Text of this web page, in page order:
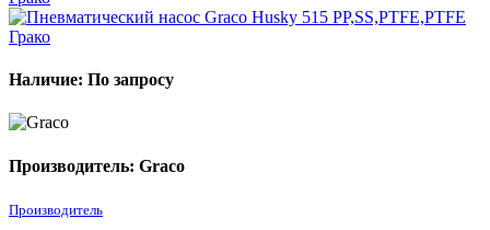
Наличие: По запросу
Производитель: Graco
Производитель